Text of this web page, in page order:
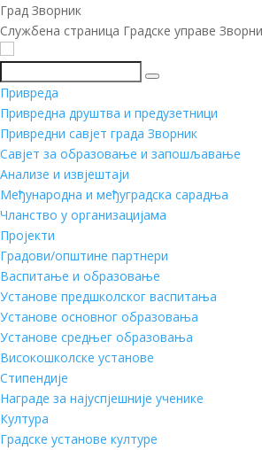
Град Зворник
Службена страница Градске управе
Претражи
Привреда
Привредна друштва и предузетници
Привредни савјет града Зворник
Савјет за образовање и запошљавање
Анализе и извјештаји
Међународна и међуградска сарадња
Чланство у организацијама
Пројекти
Градови/општине партнери
Васпитање и образовање
Установе предшколског васпитања
Установе основног образовања
Установе средњег образовања
Високошколске установе
Стипендије
Награде за најуспјешније ученике
Култура
Градске установе културе